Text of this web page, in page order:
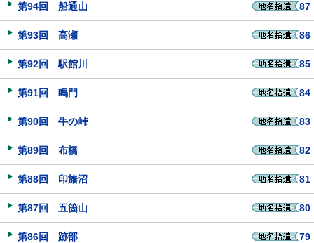
第94回 船通山 87
第93回 高瀬 86
第92回 駅館川 85
第91回 鳴門 84
第90回 牛の峠 83
第89回 布橋 82
第88回 印旛沼 81
第87回 五箇山 80
第86回 跡部 79